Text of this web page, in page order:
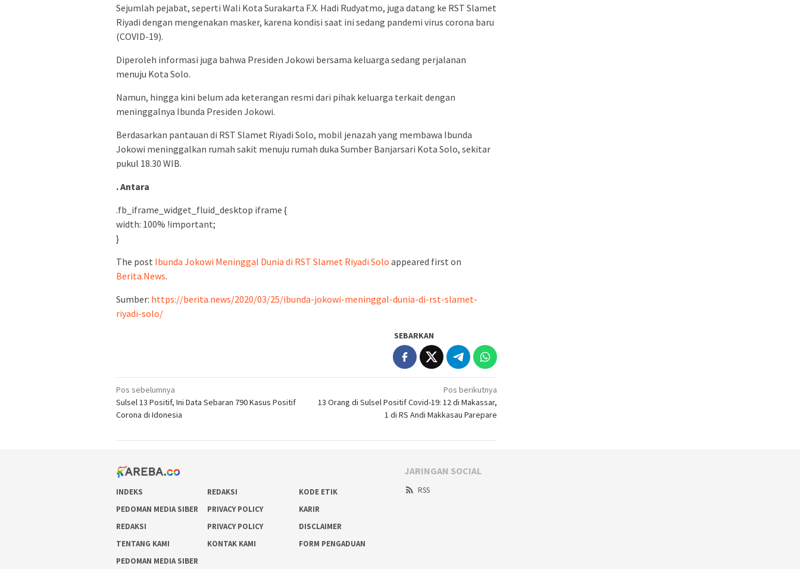
Sejumlah pejabat, seperti Wali Kota Surakarta F.X. Hadi Rudyatmo, juga datang ke RST Slamet
Riyadi dengan mengenakan masker, karena kondisi saat ini sedang pandemi virus corona baru
(COVID-19).
Diperoleh informasi juga bahwa Presiden Jokowi bersama keluarga sedang perjalanan
menuju Kota Solo.
Namun, hingga kini belum ada keterangan resmi dari pihak keluarga terkait dengan
meninggalnya Ibunda Presiden Jokowi.
Berdasarkan pantauan di RST Slamet Riyadi Solo, mobil jenazah yang membawa Ibunda
Jokowi meninggalkan rumah sakit menuju rumah duka Sumber Banjarsari Kota Solo, sekitar
pukul 18.30 WIB.
. Antara
.fb_iframe_widget_fluid_desktop iframe {
width: 100% !important;
}
The post Ibunda Jokowi Meninggal Dunia di RST Slamet Riyadi Solo appeared first on
Berita.News.
Sumber: https://berita.news/2020/03/25/ibunda-jokowi-meninggal-dunia-di-rst-slamet-
riyadi-solo/
SEBARKAN
Navigasi
pos
Pos sebelumnya
Sulsel 13 Positif, Ini Data Sebaran 790 Kasus Positif
Corona di Idonesia
Pos berikutnya
13 Orang di Sulsel Positif Covid-19: 12 di Makassar,
1 di RS Andi Makkasau Parepare
INDEKS REDAKSI
KODE ETIK
PEDOMAN MEDIA SIBER
PRIVACY POLICY
KARIR
REDAKSI
PRIVACY POLICY
DISCLAIMER
TENTANG KAMI
KONTAK KAMI
FORM PENGADUAN
PEDOMAN MEDIA SIBER
JARINGAN SOCIAL
RSS